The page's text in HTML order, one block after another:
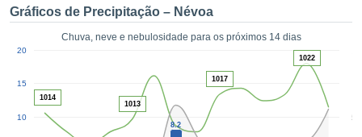
permite-
a nossa
fornecer-
sem
botão
CONFIGURAÇÕES
Gráficos de Precipitação – Névoa
Chuva, neve e nebulosidade para os próximos 14 dias
50
10
15
20
8.2
1014
1013
1017
1022